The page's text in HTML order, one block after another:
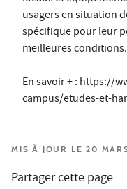
usagers en situation
spécifique pour leur
meilleures conditions.
En savoir +: https://
campus/etudes-et-
MIS À JOUR LE 20
Partager cette page